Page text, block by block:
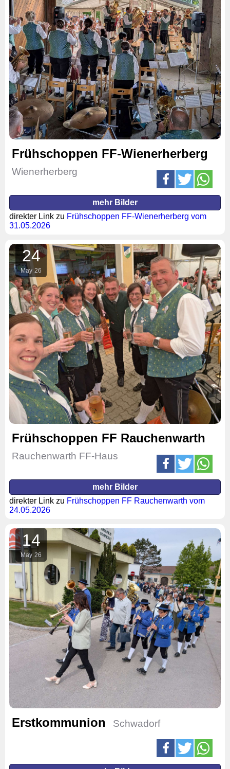
Frühschoppen FF-Wienerherberg
Wienerherberg
mehr Bilder
direkter Link zu Frühschoppen FF-Wienerherberg vom
31.05.2026
24
May 26
Frühschoppen FF Rauchenwarth
Rauchenwarth FF-Haus
mehr Bilder
direkter Link zu Frühschoppen FF Rauchenwarth vom
24.05.2026
14
May 26
Erstkommunion Schwadorf